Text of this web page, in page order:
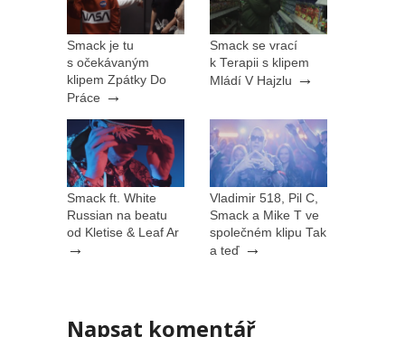
Smack je tu
s očekávaným
klipem Zpátky Do
Práce →
Smack se vrací
k Terapii s klipem
Mládí V Hajzlu →
Smack ft. White
Russian na beatu
od Kletise & Leaf Ar
→
Vladimir 518, Pil C,
Smack a Mike T ve
společném klipu Tak
a teď →
Napsat komentář